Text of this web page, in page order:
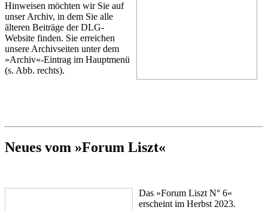
Hinweisen möchten wir Sie auf
unser Archiv, in dem Sie alle
älteren Beiträge der DLG-
Website finden. Sie erreichen
unsere Archivseiten unter dem
»Archiv«-Eintrag im Hauptmenü
(s. Abb. rechts).
Neues vom »Forum Liszt«
Das »Forum Liszt N° 6«
erscheint im Herbst 2023.